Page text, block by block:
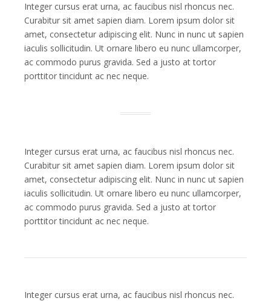
Integer cursus erat urna, ac faucibus nisl rhoncus nec.
Curabitur sit amet sapien diam. Lorem ipsum dolor sit
amet, consectetur adipiscing elit. Nunc in nunc ut sapien
iaculis sollicitudin. Ut ornare libero eu nunc ullamcorper,
ac commodo purus gravida. Sed a justo at tortor
porttitor tincidunt ac nec neque.
Integer cursus erat urna, ac faucibus nisl rhoncus nec.
Curabitur sit amet sapien diam. Lorem ipsum dolor sit
amet, consectetur adipiscing elit. Nunc in nunc ut sapien
iaculis sollicitudin. Ut ornare libero eu nunc ullamcorper,
ac commodo purus gravida. Sed a justo at tortor
porttitor tincidunt ac nec neque.
Integer cursus erat urna, ac faucibus nisl rhoncus nec.